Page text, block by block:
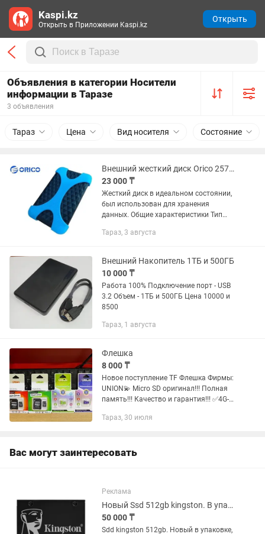
Объявления в категории Носители
информации в Таразе
3 объявления
Тараз Цена Вид носителя Состояние
Внешний жесткий диск Orico 2570 1 Tb
23 000 ₸
Жесткий диск в идеальном состоянии,
был использован для хранения
данных. Общие характеристики Тип
Емкость 1000.0 Гб Форм-фактор 2.5
Тараз, 3 августа
Внешний Накопитель 1ТБ и 500ГБ
10 000 ₸
Работа 100% Подключение порт - USB
3.2 Объем - 1ТБ и 500ГБ Цена 10000 и
8500
Тараз, 1 августа
Флешка
8 000 ₸
Новое поступление TF Флешка Фирмы:
UNION💫 Micro SD оригинал!!! Полная
память!!! Качество и гарантия!!! ✅4G-
Тараз, 30 июля
Вас могут заинтересовать
Реклама
Новый Ssd 512gb kingston. В упаковке
50 000 ₸
Sdd kingston 512gb. Новый в упаковке,
Kaspi.kz
Открыть в Приложении Kaspi.kz
Открыть